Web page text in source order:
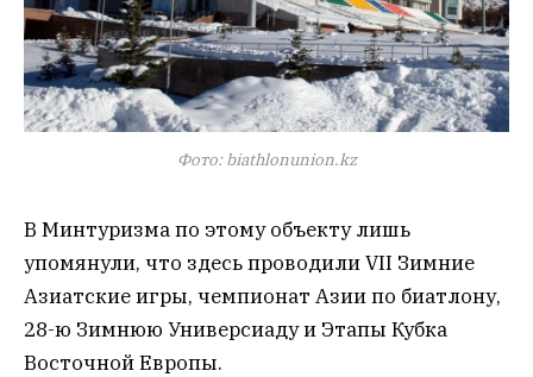
Фото: biathlonunion.kz
В Минтуризма по этому объекту лишь
упомянули, что здесь проводили VII Зимние
Азиатские игры, чемпионат Азии по биатлону,
28-ю Зимнюю Универсиаду и Этапы Кубка
Восточной Европы.